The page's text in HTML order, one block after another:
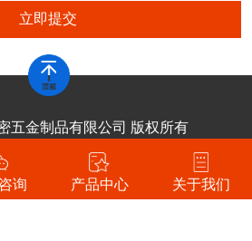
立即提交
五金制品有限公司 版权所有
持：
东莞网站建设
询 产品中心 关于我们